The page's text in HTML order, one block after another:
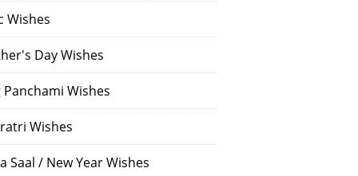
Wishes
Day Wishes
Panchami Wishes
Wishes
Saal / New Year Wishes